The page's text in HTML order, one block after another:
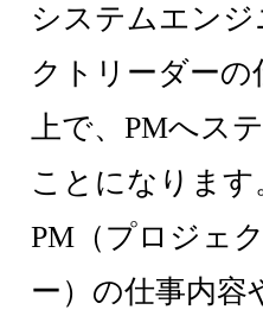
システムエン
クトリーダーの
上で、PMへス
ことになります
PM（プロジェ
ー）の仕事内容